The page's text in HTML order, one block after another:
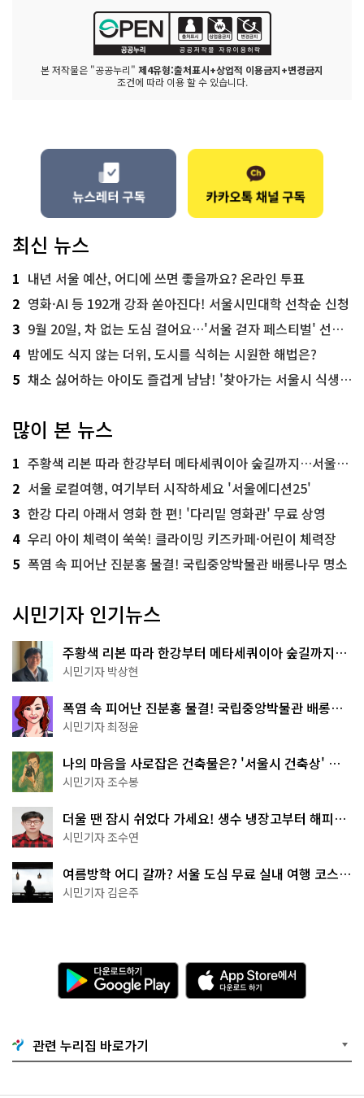
본 저작물은 "공공누리" 제4유형:출처표시+상업적 이용금지+변경금지
조건에 따라 이용 할 수 있습니다.
최신 뉴스
1 내년 서울 예산, 어디에 쓰면 좋을까요? 온라인 투표
2 영화·AI 등 192개 강좌 쏟아진다! 서울시민대학 선착순 신청
3 9월 20일, 차 없는 도심 걸어요…'서울 걷자 페스티벌' 선착순 5천명
4 밤에도 식지 않는 더위, 도시를 식히는 시원한 해법은?
5 채소 싫어하는 아이도 즐겁게 냠냠! '찾아가는 서울시 식생활 교육' 현장
많이 본 뉴스
1 주황색 리본 따라 한강부터 메타세쿼이아 숲길까지…서울둘레길 15코스
2 서울 로컬여행, 여기부터 시작하세요 '서울에디션25'
3 한강 다리 아래서 영화 한 편! '다리밑 영화관' 무료 상영
4 우리 아이 체력이 쑥쑥! 클라이밍 키즈카페·어린이 체력장
5 폭염 속 피어난 진분홍 물결! 국립중앙박물관 배롱나무 명소
시민기자 인기뉴스
주황색 리본 따라 한강부터 메타세쿼이아 숲길까지…
서울둘레길 15코스
시민기자 박상현
폭염 속 피어난 진분홍 물결! 국립중앙박물관 배롱나
무 명소
시민기자 최정윤
나의 마음을 사로잡은 건축물은? '서울시 건축상' 수
상작 공개!
시민기자 조수봉
더울 땐 잠시 쉬었다 가세요! 생수 냉장고부터 해피소
·무더위쉼터까지
시민기자 조수연
여름방학 어디 갈까? 서울 도심 무료 실내 여행 코스
추천
시민기자 김은주
다
운
로
기
G
o
g
A
p
p
e
서
관련 누리집 바로가기